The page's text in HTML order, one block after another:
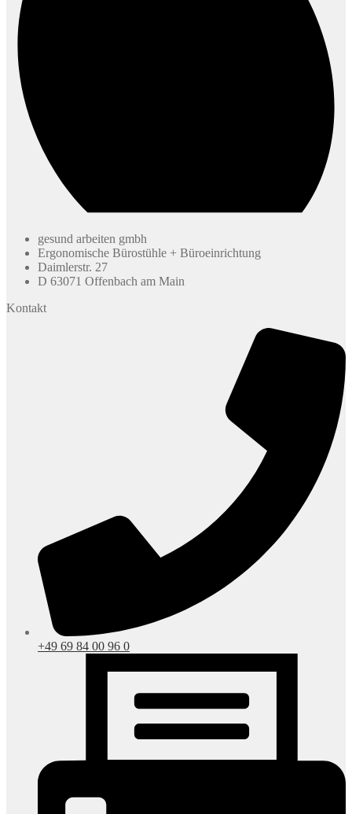
gesund arbeiten gmbh
Ergonomische Bürostühle + Büroeinrichtung
Daimlerstr. 27
D 63071 Offenbach am Main
Kontakt
+49 69 84 00 96 0